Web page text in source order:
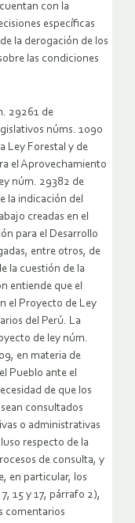
con la
específicas
la derogación de los
las condiciones
29261 de
núms. 1090
Ley Forestal y de
el Aprovechamiento
núm. 29382 de
la indicación del
creadas en el
para el Desarrollo
entre otros, de
la cuestión de la
entiende que el
el Proyecto de Ley
del Perú. La
de ley núm.
en materia de
Pueblo ante el
de que los
consultados
o administrativas
respecto de la
de consulta, y
en particular, los
15 y 17, párrafo 2),
comentarios